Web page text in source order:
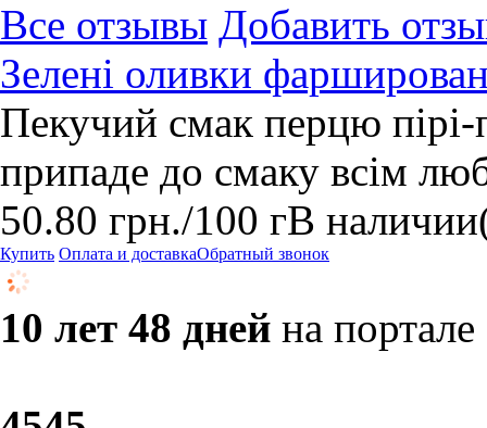
Все отзывы Добавить
Зелені оливки
Пекучий смак перцю пірі-
припаде до смаку всім
50.80 грн./100 гВ наличии
Купить Оплата и доставкаОбратный звонок
10 лет 48 дней на портале